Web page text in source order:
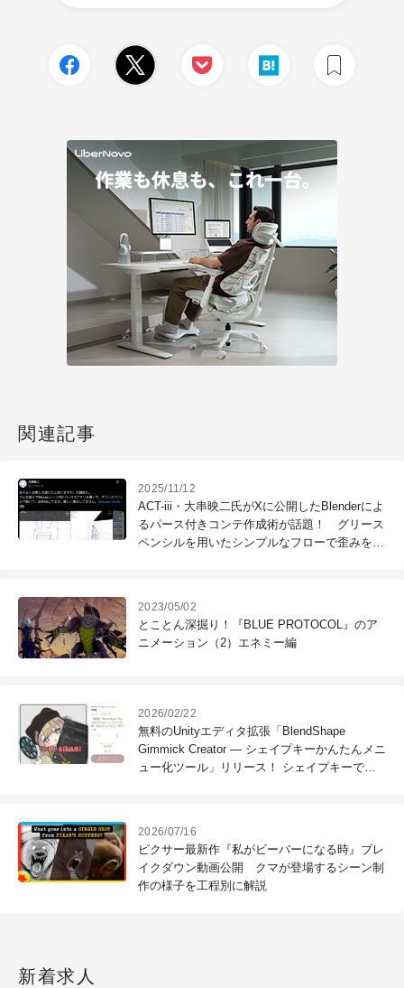
関連記事
2025/11/12
ACT-iii・大串映二氏がXに公開したBlenderによ
るパース付きコンテ作成術が話題！ グリース
ペンシルを用いたシンプルなフローで歪みをリ
2023/05/02
とことん深掘り！『BLUE PROTOCOL』のア
ニメーション（2）エネミー編
2026/02/22
無料のUnityエディタ拡張「BlendShape
Gimmick Creator ― シェイプキーかんたんメニ
ュー化ツール」リリース！ シェイプキーで行
2026/07/16
ピクサー最新作『私がビーバーになる時』ブレ
イクダウン動画公開 クマが登場するシーン制
作の様子を工程別に解説
新着求人